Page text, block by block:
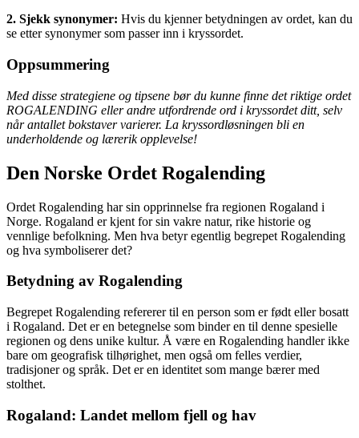
2. Sjekk synonymer: Hvis du kjenner betydningen av ordet, kan du
se etter synonymer som passer inn i kryssordet.
Oppsummering
Med disse strategiene og tipsene bør du kunne finne det riktige ordet
ROGALENDING eller andre utfordrende ord i kryssordet ditt, selv
når antallet bokstaver varierer. La kryssordløsningen bli en
underholdende og lærerik opplevelse!
Den Norske Ordet Rogalending
Ordet Rogalending har sin opprinnelse fra regionen Rogaland i
Norge. Rogaland er kjent for sin vakre natur, rike historie og
vennlige befolkning. Men hva betyr egentlig begrepet Rogalending
og hva symboliserer det?
Betydning av Rogalending
Begrepet Rogalending refererer til en person som er født eller bosatt
i Rogaland. Det er en betegnelse som binder en til denne spesielle
regionen og dens unike kultur. Å være en Rogalending handler ikke
bare om geografisk tilhørighet, men også om felles verdier,
tradisjoner og språk. Det er en identitet som mange bærer med
stolthet.
Rogaland: Landet mellom fjell og hav